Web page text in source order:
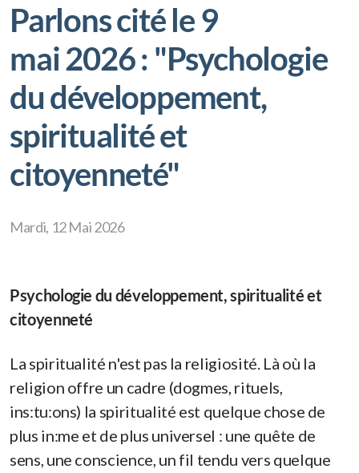
Parlons cité le 9
mai 2026 : "Psychologie
du développement,
spiritualité et
citoyenneté"
Mardi, 12 Mai 2026
Psychologie du développement, spiritualité et
citoyenneté
La spiritualité n'est pas la religiosité. Là où la
religion offre un cadre (dogmes, rituels,
ins:tu:ons) la spiritualité est quelque chose de
plus in:me et de plus universel : une quête de
sens, une conscience, un fil tendu vers quelque